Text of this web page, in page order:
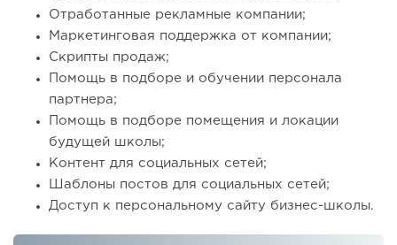
Отработанные рекламные компании;
Маркетинговая поддержка от компании;
Скрипты продаж;
Помощь в подборе и обучении персонала
партнера;
Помощь в подборе помещения и локации
будущей школы;
Контент для социальных сетей;
Шаблоны постов для социальных сетей;
Доступ к персональному сайту бизнес-школы.